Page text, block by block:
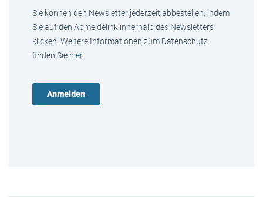
Sie können den Newsletter jederzeit abbestellen, indem
Sie auf den Abmeldelink innerhalb des Newsletters
klicken. Weitere Informationen zum Datenschutz
finden Sie hier.